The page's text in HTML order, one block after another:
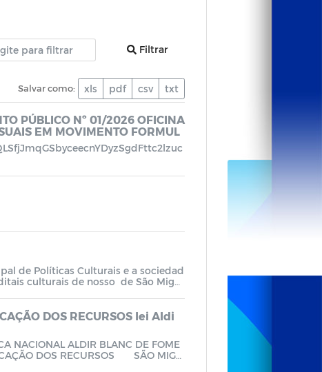
Filtrar
Salvar como: xls pdf csv txt
PÚBLICO Nº 01/2026 OFICINA
EM MOVIMENTO FORMUL
de Políticas Culturais e a sociedad
culturais de nosso de São Migu
para promover e valoriza
oportunidades para artistas e
de incentivar a diversidade cult
DOS RECURSOS lei Aldi